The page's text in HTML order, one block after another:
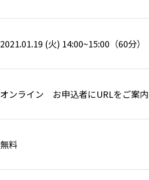
2021.01.19 (火) 14:00~15:00（60分）
オンライン お申込者にURLをご案内
無料